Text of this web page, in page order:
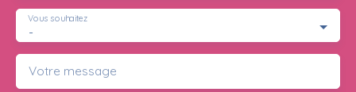
-
Vous souhaitez
Votre message